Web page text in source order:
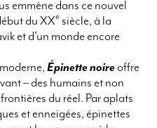
emmène dans ce nouvel
du XXe siècle, à la
et d’un monde encore
Épinette noire offre
– des humains et non
du réel. Par aplats
et enneigées, épinettes